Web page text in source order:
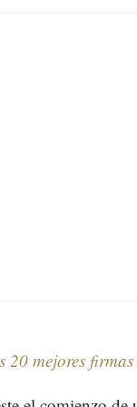
20 mejores